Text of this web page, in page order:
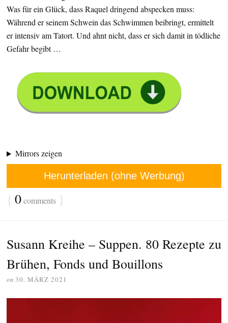
Was für ein Glück, dass Raquel dringend abspecken muss:
Während er seinem Schwein das Schwimmen beibringt, ermittelt
er intensiv am Tatort. Und ahnt nicht, dass er sich damit in tödliche
Gefahr begibt …
Mirrors zeigen
Herunterladen (ohne Werbung)
{ 0comments }
Susann Kreihe – Suppen. 80 Rezepte zu
Brühen, Fonds und Bouillons
on 30. MÄRZ 2021